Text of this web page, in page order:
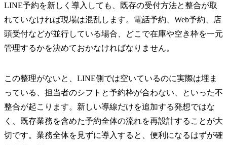
LINE予約を新しく導入しても、既存の受付方法と整合が取
れていなければ現場は混乱します。電話予約、Web予約、店
頭受付などが並行している場合、どこで在庫や空き枠を一元
管理するかを決めておかなければなりません。
この整理がないと、LINE側では空いているのに実際は埋ま
っている、担当者のシフトと予約枠が合わない、といった不
整合が起こります。新しい導線だけを追加する発想ではな
く、既存業務を含めた予約全体の流れを再設計することが大
切です。業務全体を見ずに導入すると、便利になるはずが確